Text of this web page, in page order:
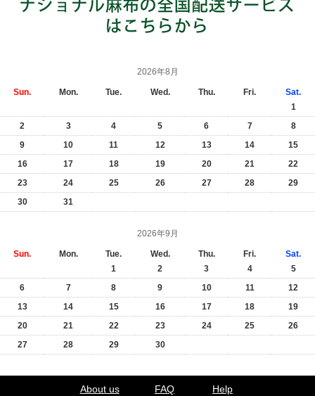
2026年8月
Sun. Mon. Tue. Wed. Thu. Fri.
Sat.
1
2
3 4 5 6 7
8
9
10 11 12 13 14
15
16
17 18 19 20 21
22
23
24 25 26 27 28
29
30
31
2026年9月
Sun. Mon. Tue. Wed. Thu. Fri.
Sat.
1
2 3 4
5
6
7 8 9 10 11
12
13
14 15 16 17 18
19
20
21 22 23 24 25
26
27
28 29 30
About us FAQ Help